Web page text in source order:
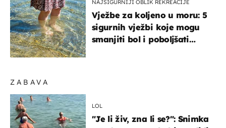
ZABAVA
LOL
"Je li živ, zna li se?": Snimka
NAJSIGURNIJI OBLIK REKREACIJE
Vježbe za koljeno u moru: 5
sigurnih vježbi koje mogu
smanjiti bol i poboljšati